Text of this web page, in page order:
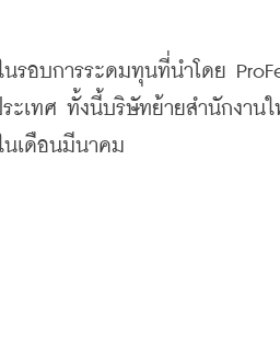
บการระดมทุนที่นำโดย
ะเทศ ทั้งนี้บริษัทย้ายสำนักงาน
นเดือนมีนาคม